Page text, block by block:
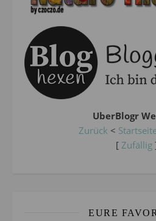
UberBlogr
Zurück <
[ Zufällig
EURE